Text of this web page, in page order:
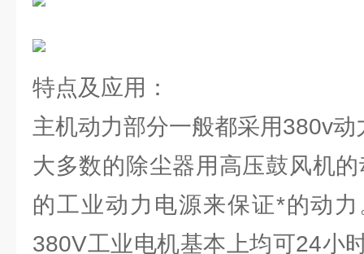
特点及应用：
主机动力部分一般都采用380v
大多数的除尘器用高压鼓风机
的工业动力电源来保证*的动
380V工业电机基本上均可24小